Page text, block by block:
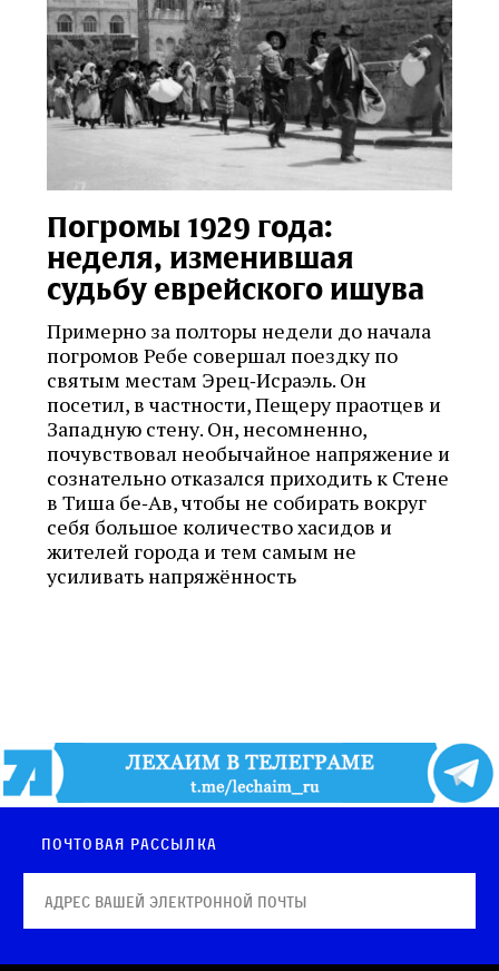
Погромы 1929 года:
неделя, изменившая
судьбу еврейского ишува
Примерно за полторы недели до начала
погромов Ребе совершал поездку по
святым местам Эрец‑Исраэль. Он
посетил, в частности, Пещеру праотцев и
Западную стену. Он, несомненно,
почувствовал необычайное напряжение и
сознательно отказался приходить к Стене
в Тиша бе‑Ав, чтобы не собирать вокруг
себя большое количество хасидов и
жителей города и тем самым не
усиливать напряжённость
Почтовая рассылка